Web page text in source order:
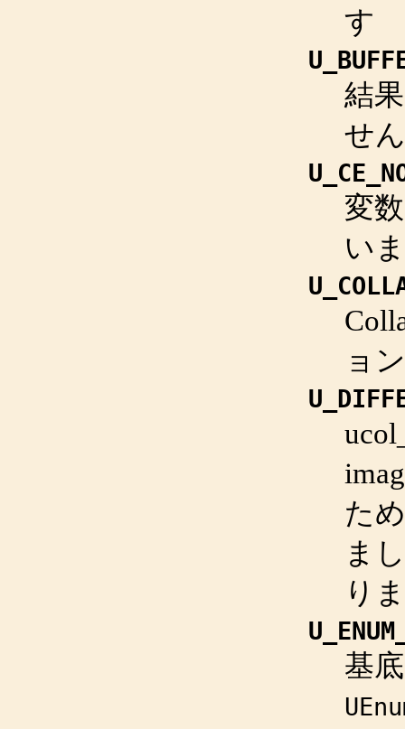
す
結
せん
変
い
ョ
た
ま
り
基